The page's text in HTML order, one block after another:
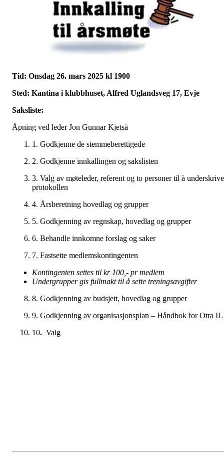
Tid: Onsdag 26. mars 2025 kl 1900
Sted: Kantina i klubbhuset, Alfred Uglandsveg 17, Evje
Saksliste:
Åpning ved leder Jon Gunnar Kjetså
1. Godkjenne de stemmeberettigede
2. Godkjenne innkallingen og sakslisten
3. Valg av møteleder, referent og to personer til å underskrive
protokollen
4. Årsberetning hovedlag og grupper
5. Godkjenning av regnskap, hovedlag og grupper
6. Behandle innkomne forslag og saker
7. Fastsette medlemskontingenten
Kontingenten settes til kr 100,- pr medlem
Undergrupper gis fullmakt til å sette treningsavgifter
8. Godkjenning av budsjett, hovedlag og grupper
9. Godkjenning av organisasjonsplan – Håndbok for Otra IL
10. Valg